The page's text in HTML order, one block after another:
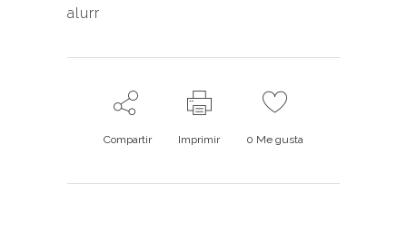
alurr
Compartir Imprimir 0 Me gusta